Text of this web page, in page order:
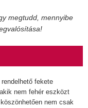
megtudd, mennyibe
fekete
nem fehér eszközt
nem csak